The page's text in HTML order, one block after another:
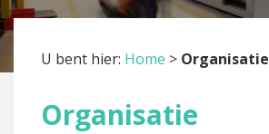
U bent hier: Home > Organisatie
Organisatie